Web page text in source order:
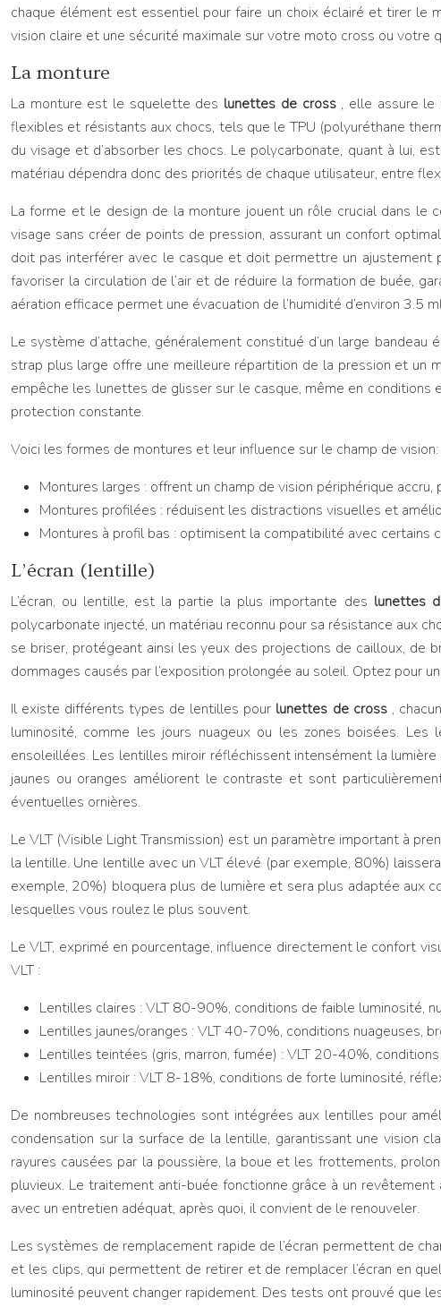
chaque élément est essentiel pour faire un choix éclairé et tirer le
vision claire et une sécurité maximale sur votre moto cross ou
La monture
La monture est le squelette des lunettes de cross , elle assure le
flexibles et résistants aux chocs, tels que le TPU (polyuréthane
du visage et d’absorber les chocs. Le polycarbonate, quant à lui,
matériau dépendra donc des priorités de chaque utilisateur, entre
La forme et le design de la monture jouent un rôle crucial dans le
visage sans créer de points de pression, assurant un confort
doit pas interférer avec le casque et doit permettre un ajustement
favoriser la circulation de l’air et de réduire la formation de buée,
aération efficace permet une évacuation de l’humidité d’environ 3.5
Le système d’attache, généralement constitué d’un large bandeau
strap plus large offre une meilleure répartition de la pression et un
empêche les lunettes de glisser sur le casque, même en
protection constante.
Voici les formes de montures et leur influence sur le champ de vision:
Montures larges : offrent un champ de vision périphérique
Montures profilées : réduisent les distractions visuelles et
Montures à profil bas : optimisent la compatibilité avec certains
L’écran (lentille)
L’écran, ou lentille, est la partie la plus importante des lunettes
polycarbonate injecté, un matériau reconnu pour sa résistance aux
se briser, protégeant ainsi les yeux des projections de cailloux, de
dommages causés par l’exposition prolongée au soleil. Optez pour
Il existe différents types de lentilles pour lunettes de cross ,
luminosité, comme les jours nuageux ou les zones boisées.
ensoleillées. Les lentilles miroir réfléchissent intensément la
jaunes ou oranges améliorent le contraste et sont
éventuelles ornières.
Le VLT (Visible Light Transmission) est un paramètre important à
la lentille. Une lentille avec un VLT élevé (par exemple, 80%)
exemple, 20%) bloquera plus de lumière et sera plus adaptée aux
lesquelles vous roulez le plus souvent.
Le VLT, exprimé en pourcentage, influence directement le confort
VLT :
Lentilles claires : VLT 80-90%, conditions de faible luminosité,
Lentilles jaunes/oranges : VLT 40-70%, conditions nuageuses,
Lentilles teintées (gris, marron, fumée) : VLT 20-40%,
Lentilles miroir : VLT 8-18%, conditions de forte luminosité,
De nombreuses technologies sont intégrées aux lentilles pour
condensation sur la surface de la lentille, garantissant une vision
rayures causées par la poussière, la boue et les frottements,
pluvieux. Le traitement anti-buée fonctionne grâce à un
avec un entretien adéquat, après quoi, il convient de le renouveler.
Les systèmes de remplacement rapide de l’écran permettent de
et les clips, qui permettent de retirer et de remplacer l’écran en
luminosité peuvent changer rapidement. Des tests ont prouvé que